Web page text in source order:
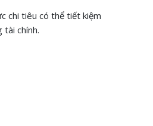
chi tiêu có thể tiết kiệm
chính.